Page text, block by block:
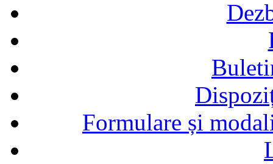
Formulare și